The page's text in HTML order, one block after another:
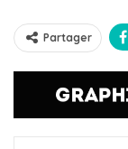
Partager